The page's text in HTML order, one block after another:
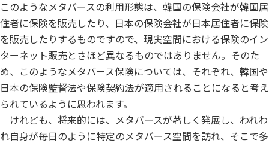
このようなメタバースの利用形態は、韓国の保険会社が韓国居
住者に保険を販売したり、日本の保険会社が日本居住者に保険
を販売したりするものですので、現実空間における保険のイン
ターネット販売とさほど異なるものではありません。そのた
め、このようなメタバース保険については、それぞれ、韓国や
日本の保険監督法や保険契約法が適用されることになると考え
られているように思われます。
けれども、将来的には、メタバースが著しく発展し、われわ
れ自身が毎日のように特定のメタバース空間を訪れ、そこで多